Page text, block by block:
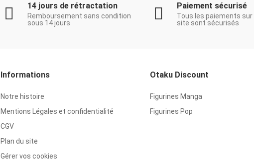
14 jours de rétractation
Remboursement sans condition
sous 14 jours
Paiement sécurisé
Tous les paiements
site sont sécurisés
Informations
Notre histoire
Mentions Légales et confidentialité
CGV
Plan du site
Gérer vos cookies
Otaku Discount
Figurines Manga
Figurines Pop